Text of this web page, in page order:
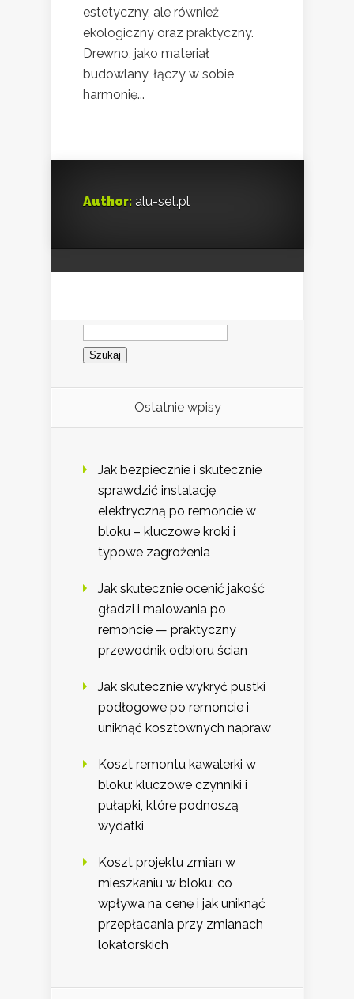
estetyczny, ale również
ekologiczny oraz praktyczny.
Drewno, jako materiał
budowlany, łączy w sobie
harmonię...
Author: alu-set.pl
Szukaj:
Ostatnie wpisy
Jak bezpiecznie i skutecznie
sprawdzić instalację
elektryczną po remoncie w
bloku – kluczowe kroki i
typowe zagrożenia
Jak skutecznie ocenić jakość
gładzi i malowania po
remoncie — praktyczny
przewodnik odbioru ścian
Jak skutecznie wykryć pustki
podłogowe po remoncie i
uniknąć kosztownych napraw
Koszt remontu kawalerki w
bloku: kluczowe czynniki i
pułapki, które podnoszą
wydatki
Koszt projektu zmian w
mieszkaniu w bloku: co
wpływa na cenę i jak uniknąć
przepłacania przy zmianach
lokatorskich